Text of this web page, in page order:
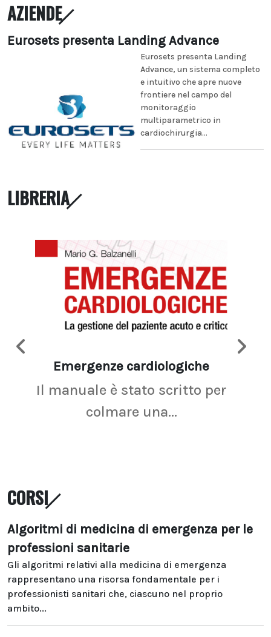
AZIENDE
Eurosets presenta Landing Advance
Eurosets presenta Landing
Advance, un sistema completo
e intuitivo che apre nuove
frontiere nel campo del
monitoraggio
multiparametrico in
cardiochirurgia...
LIBRERIA
Emergenze cardiologiche
Il manuale è stato scritto per
colmare una...
CORSI
Algoritmi di medicina di emergenza per le
professioni sanitarie
Gli algoritmi relativi alla medicina di emergenza
rappresentano una risorsa fondamentale per i
professionisti sanitari che, ciascuno nel proprio
ambito...